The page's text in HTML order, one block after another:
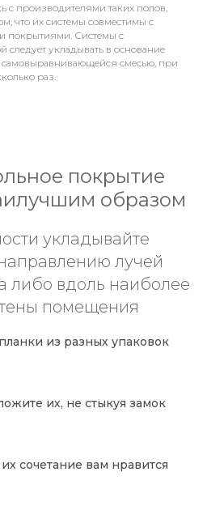
с производителями таких полов,
что их системы совместимы с
покрытиями. Системы с
следует укладывать в основание
самовыравнивающейся смесью, при
раз.
покрытие
образом
укладывайте
лучей
либо вдоль наиболее
помещения
из разных упаковок
их, не стыкуя замок
сочетание вам нравится